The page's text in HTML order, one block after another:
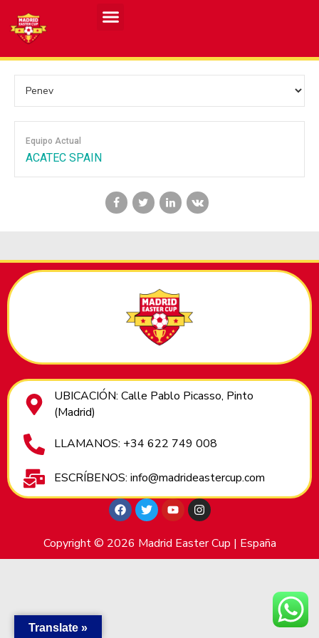
Equipo Actual
ACATEC SPAIN
UBICACIÓN: Calle Pablo Picasso, Pinto
(Madrid)
LLAMANOS: +34 622 749 008
ESCRÍBENOS: info@madrideastercup.com
Copyright © 2026 Madrid Easter Cup | España
Translate »